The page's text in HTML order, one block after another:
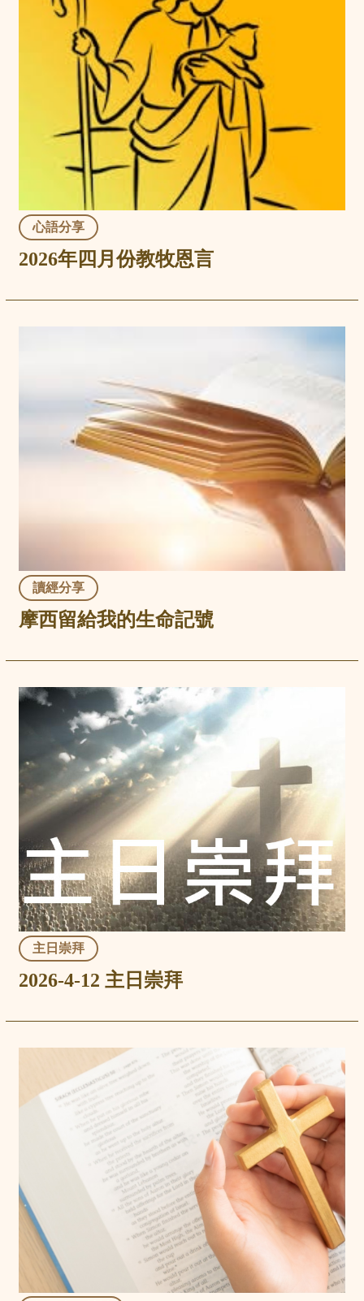
心語分享
2026年四月份教牧恩言
讀經分享
摩西留給我的生命記號
主日崇拜
2026-4-12 主日崇拜